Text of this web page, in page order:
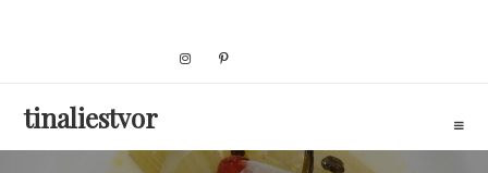
tinaliestvor